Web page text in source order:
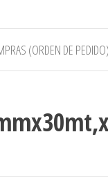
(ORDEN DE PEDIDO)